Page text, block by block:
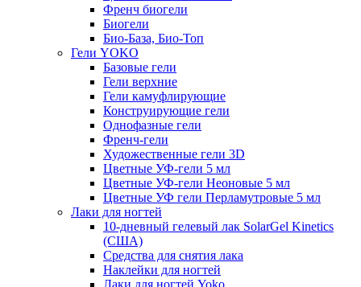
Френч биогели
Биогели
Био-База, Био-Топ
Гели YOKO
Базовые гели
Гели верхние
Гели камуфлирующие
Конструирующие гели
Однофазные гели
Френч-гели
Художественные гели 3D
Цветные УФ-гели 5 мл
Цветные УФ-гели Неоновые 5 мл
Цветные УФ гели Перламутровые 5 мл
Лаки для ногтей
10-дневный гелевый лак SolarGel Kinetics
(США)
Средства для снятия лака
Наклейки для ногтей
Лаки для ногтей Yoko